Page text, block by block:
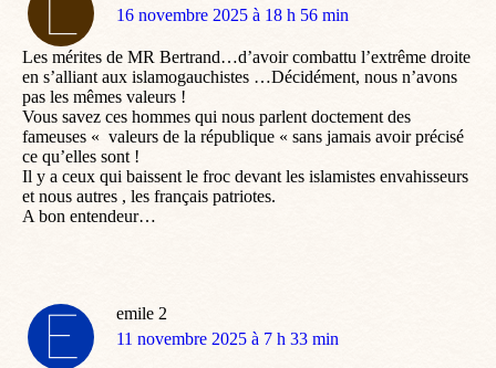
dit
16 novembre 2025 à 18 h 56 min
Les mérites de MR Bertrand…d’avoir combattu l’extrême droite
en s’alliant aux islamogauchistes …Décidément, nous n’avons
pas les mêmes valeurs !
Vous savez ces hommes qui nous parlent doctement des
fameuses « valeurs de la république « sans jamais avoir précisé
ce qu’elles sont !
Il y a ceux qui baissent le froc devant les islamistes envahisseurs
et nous autres , les français patriotes.
A bon entendeur…
emile 2
dit
11 novembre 2025 à 7 h 33 min